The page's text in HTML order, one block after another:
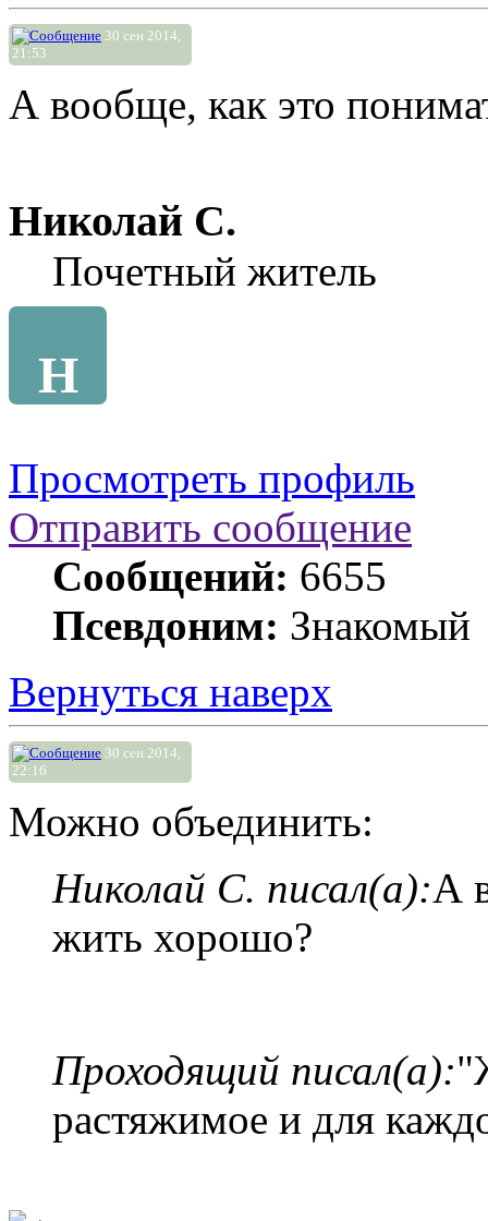
30 сен 2014,
21:53
А вообще, как это
Николай С.
Почетный житель
Н
Просмотреть профиль
Отправить сообщение
Сообщений: 6655
Псевдоним: Знакомый
Вернуться наверх
30 сен 2014,
22:16
Можно объединить:
Николай С. писал(а):А
жить хорошо?
Проходящий писал(а):
растяжимое и для